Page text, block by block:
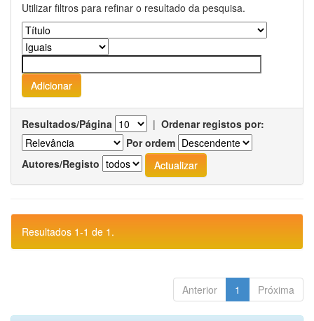
Utilizar filtros para refinar o resultado da pesquisa.
Resultados/Página | Ordenar registos por:
Por ordem
Autores/Registo
Resultados 1-1 de 1.
Anterior 1 Próxima